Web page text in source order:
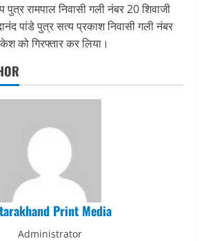
रामपाल निवासी गली नंबर 20 शिवाजी
पांडे पुत्र सत्य प्रकाश निवासी गली नंबर
को गिरफ्तार कर लिया।
Print Media
Administrator